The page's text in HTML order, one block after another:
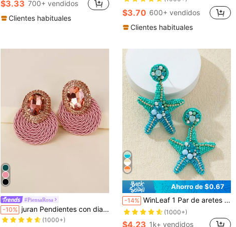
¡Casi agotado!
(500+)
$3.33 700+ vendidos
Clientes habituales
(1000+)
(1000+)
¡Casi agotado!
(1000+)
$3.70 600+ vendidos
Clientes habituales
#PiensaRosa
-10% juran Pendientes con diamante de imitación
¡Casi agotado!
(1000+)
¡Casi agotado!
¡Casi agotado!
Ahorro de $0.67
-14% WinLeaf 1 Par de aretes de forma de estrella de mar con cuentas de arroz y pedrería
(1000+)
$4.23 1k+ vendidos